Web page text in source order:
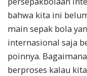
bahwa kita ini
main sepak bola
internasional saja
poinnya.
berproses kalau